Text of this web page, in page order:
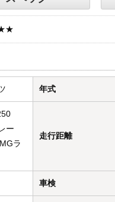
年式
ー
ラ
走行距離
車検